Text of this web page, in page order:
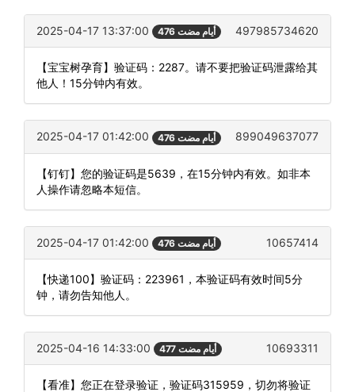
2025-04-17 13:37:00 476 أيام مضت 497985734620
【宝宝树孕育】验证码：2287。请不要把验证码泄露给其
他人！15分钟内有效。
2025-04-17 01:42:00 476 أيام مضت 899049637077
【钉钉】您的验证码是5639，在15分钟内有效。如非本
人操作请忽略本短信。
2025-04-17 01:42:00 476 أيام مضت 10657414
【快递100】验证码：223961，本验证码有效时间5分
钟，请勿告知他人。
2025-04-16 14:33:00 477 أيام مضت 10693311
【看准】您正在登录验证，验证码315959，切勿将验证